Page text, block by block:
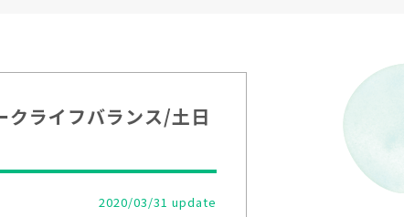
ライフバランス/土日
2020/03/31 update